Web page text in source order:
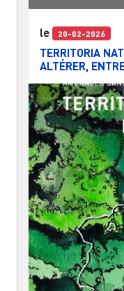
le 20-02-2026
TERRITORIA
ALTÉRER,